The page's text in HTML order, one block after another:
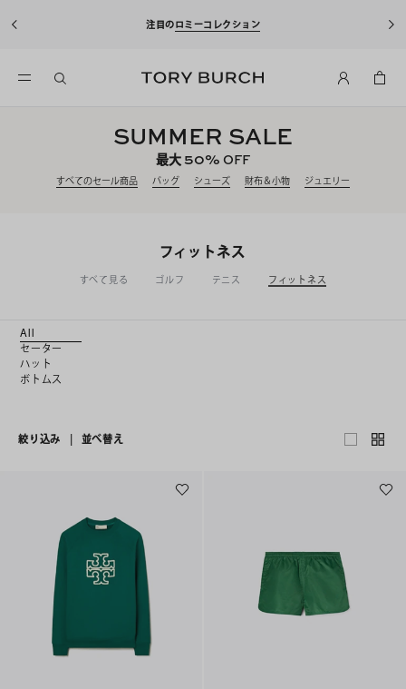
注目の
込)以上のお買
SUMMER SALE
最大50% OFF
すべてのセール商品 バッグ シューズ 財布＆小物 ジュエリー
フィットネス
すべて見る ゴルフ テニス フィットネス
All
セーター
ハット
ボトムス
絞り込み 並べ替え